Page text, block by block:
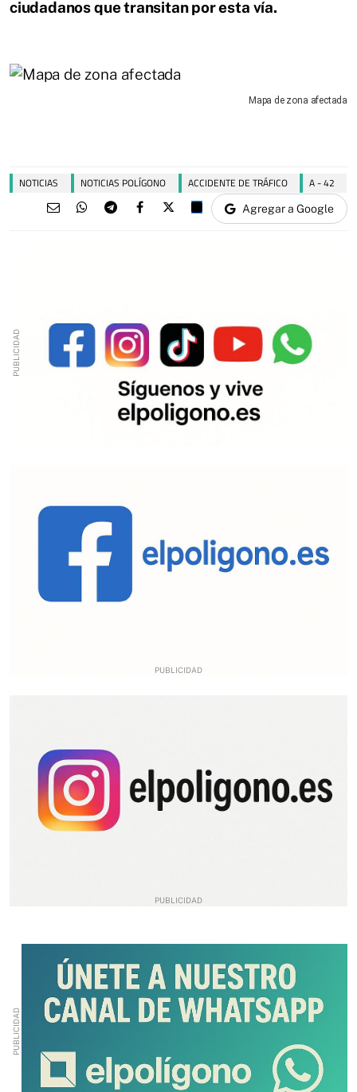
ciudadanos que transitan por esta vía.
Mapa de zona afectada
NOTICIAS NOTICIAS POLÍGONO ACCIDENTE DE TRÁFICO A - 42
Agregar a Google